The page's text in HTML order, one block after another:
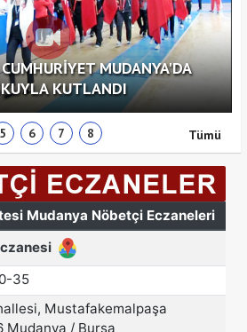
Tümü
MUDANYA'DA
KUTLANDI
5 6 7 8